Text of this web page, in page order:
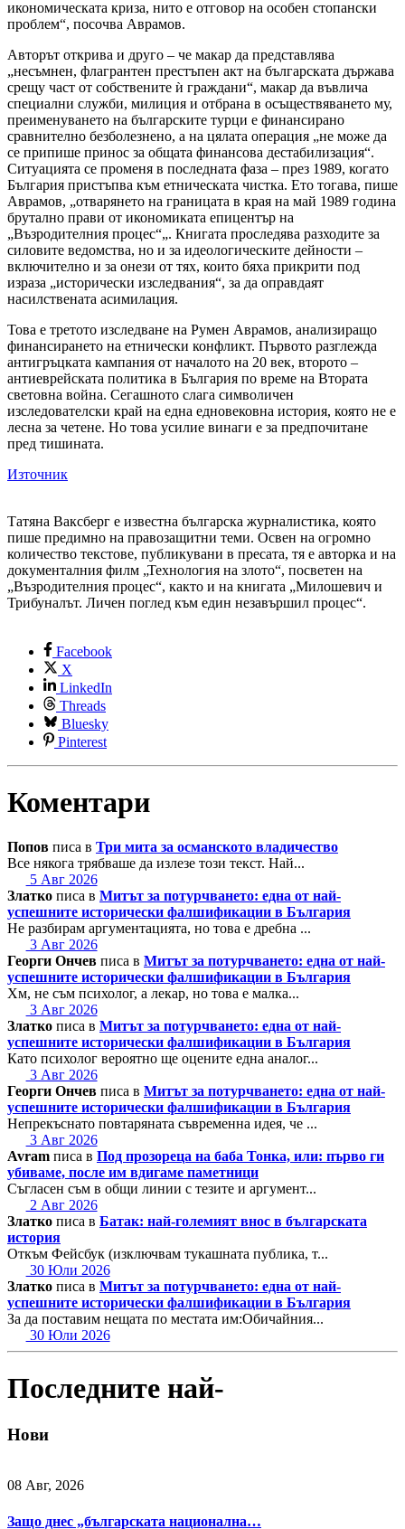
икономическата криза, нито е отговор на особен стопански
проблем“, посочва Аврамов.
Авторът открива и друго – че макар да представлява
„несъмнен, флагрантен престъпен акт на българската държава
срещу част от собствените ѝ граждани“, макар да въвлича
специални служби, милиция и отбрана в осъществяването му,
преименуването на българските турци е финансирано
сравнително безболезнено, а на цялата операция „не може да
се припише принос за общата финансова дестабилизация“.
Ситуацията се променя в последната фаза – през 1989, когато
България пристъпва към етническата чистка. Ето тогава, пише
Аврамов, „отварянето на границата в края на май 1989 година
брутално прави от икономиката епицентър на
„Възродителния процес“„. Книгата проследява разходите за
силовите ведомства, но и за идеологическите дейности –
включително и за онези от тях, които бяха прикрити под
израза „исторически изследвания“, за да оправдаят
насилствената асимилация.
Това е третото изследване на Румен Аврамов, анализиращо
финансирането на етнически конфликт. Първото разглежда
антигръцката кампания от началото на 20 век, второто –
антиеврейската политика в България по време на Втората
световна война. Сегашното слага символичен
изследователски край на една едновековна история, която не е
лесна за четене. Но това усилие винаги е за предпочитане
пред тишината.
Източник
Татяна Ваксберг е известна българска журналистика, която
пише предимно на правозащитни теми. Освен на огромно
количество текстове, публикувани в пресата, тя е авторка и на
документалния филм „Технология на злото“, посветен на
„Възродителния процес“, както и на книгата „Милошевич и
Трибуналът. Личен поглед към един незавършил процес“.
Facebook
X
LinkedIn
Threads
Bluesky
Pinterest
Коментари
Попов писа в Три мита за османското владичество
Все някога трябваше да излезе този текст. Най...
5 Авг 2026
Златко писа в Митът за потурчването: една от най-
успешните исторически фалшификации в България
Не разбирам аргументацията, но това е дребна ...
3 Авг 2026
Георги Ончев писа в Митът за потурчването: една от най-
успешните исторически фалшификации в България
Хм, не съм психолог, а лекар, но това е малка...
3 Авг 2026
Златко писа в Митът за потурчването: една от най-
успешните исторически фалшификации в България
Като психолог вероятно ще оцените една аналог...
3 Авг 2026
Георги Ончев писа в Митът за потурчването: една от най-
успешните исторически фалшификации в България
Непрекъснато повтаряната съвременна идея, че ...
3 Авг 2026
Avram писа в Под прозореца на баба Тонка, или: първо ги
убиваме, после им вдигаме паметници
Съгласен съм в общи линии с тезите и аргумент...
2 Авг 2026
Златко писа в Батак: най-големият внос в българската
история
Откъм Фейсбук (изключвам тукашната публика, т...
30 Юли 2026
Златко писа в Митът за потурчването: една от най-
успешните исторически фалшификации в България
За да поставим нещата по местата им:Обичайния...
30 Юли 2026
Последните най-
Нови
08 Авг, 2026
Защо днес „българската национална…